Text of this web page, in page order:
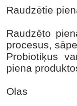
Raudzētie
Raudzēto
procesus,
Probiotiķus
piena
Olas